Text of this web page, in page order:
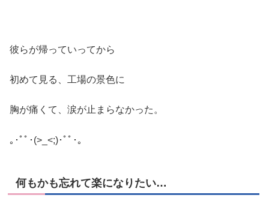
彼らが帰っていってから
初めて見る、工場の景色に
胸が痛くて、涙が止まらなかった。
｡･ﾟﾟ･(>_<;)･ﾟﾟ･｡
何もかも忘れて楽になりたい…